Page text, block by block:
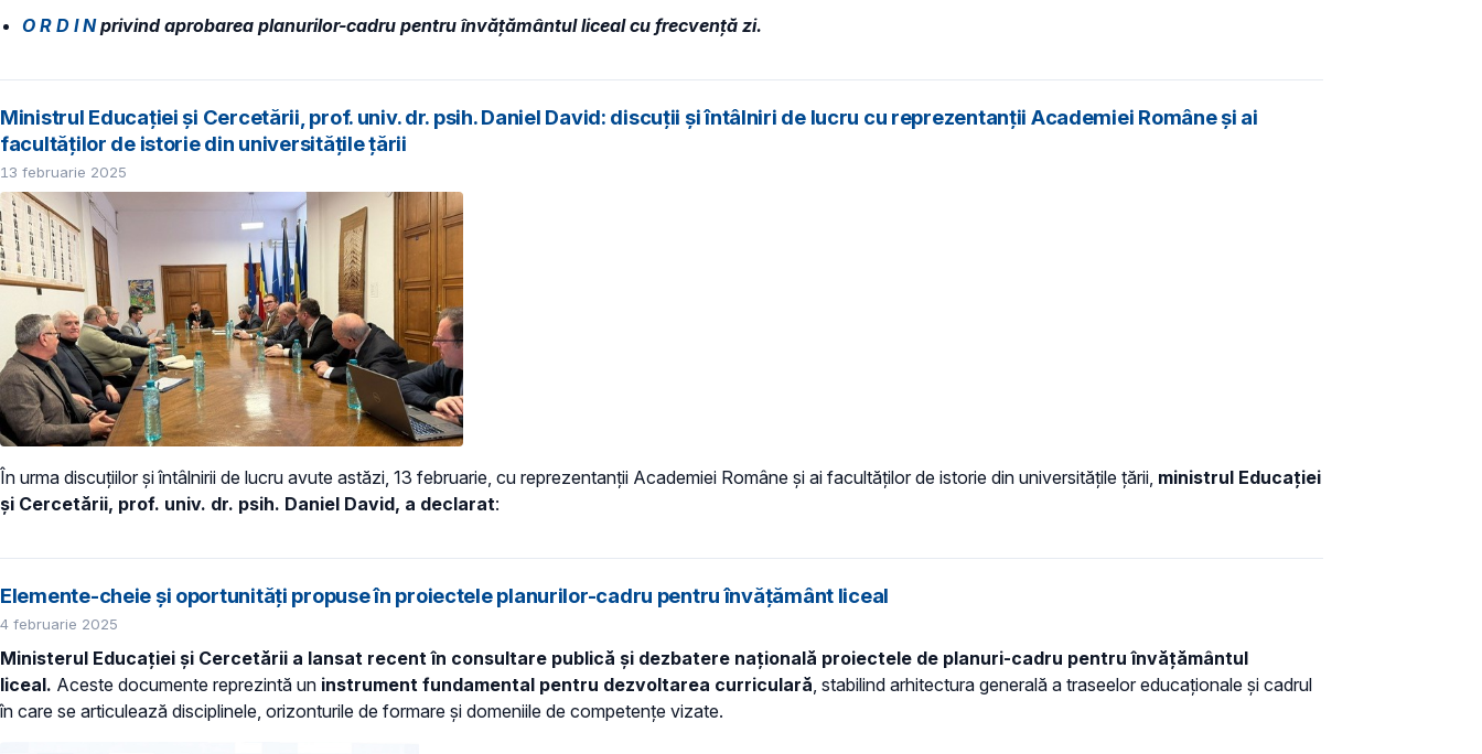
O R D I Nprivind aprobarea planurilor-cadru pentru învățământul liceal cu frecvență zi.
Ministrul Educației și Cercetării, prof. univ. dr. psih. Daniel David: discuții și întâlniri de lucru cu reprezentanții Academiei Române și ai
facultăților de istorie din universitățile țării
13 februarie 2025
În urma discuțiilor și întâlnirii de lucru avute astăzi, 13 februarie, cu reprezentanții Academiei Române și ai facultăților de istorie din universitățile țării, ministrul Educației
și Cercetării, prof. univ. dr. psih. Daniel David, a declarat:
Elemente-cheie și oportunități propuse în proiectele planurilor-cadru pentru învățământ liceal
4 februarie 2025
Ministerul Educației și Cercetării a lansat recent în consultare publică și dezbatere națională proiectele de planuri-cadru pentru învățământul
liceal. Aceste documente reprezintă un instrument fundamental pentru dezvoltarea curriculară , stabilind arhitectura generală a traseelor educaționale și cadrul
în care se articulează disciplinele, orizonturile de formare și domeniile de competențe vizate.